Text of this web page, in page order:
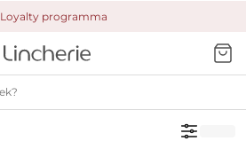
programma
verzending & retour
Altijd veilig betalen